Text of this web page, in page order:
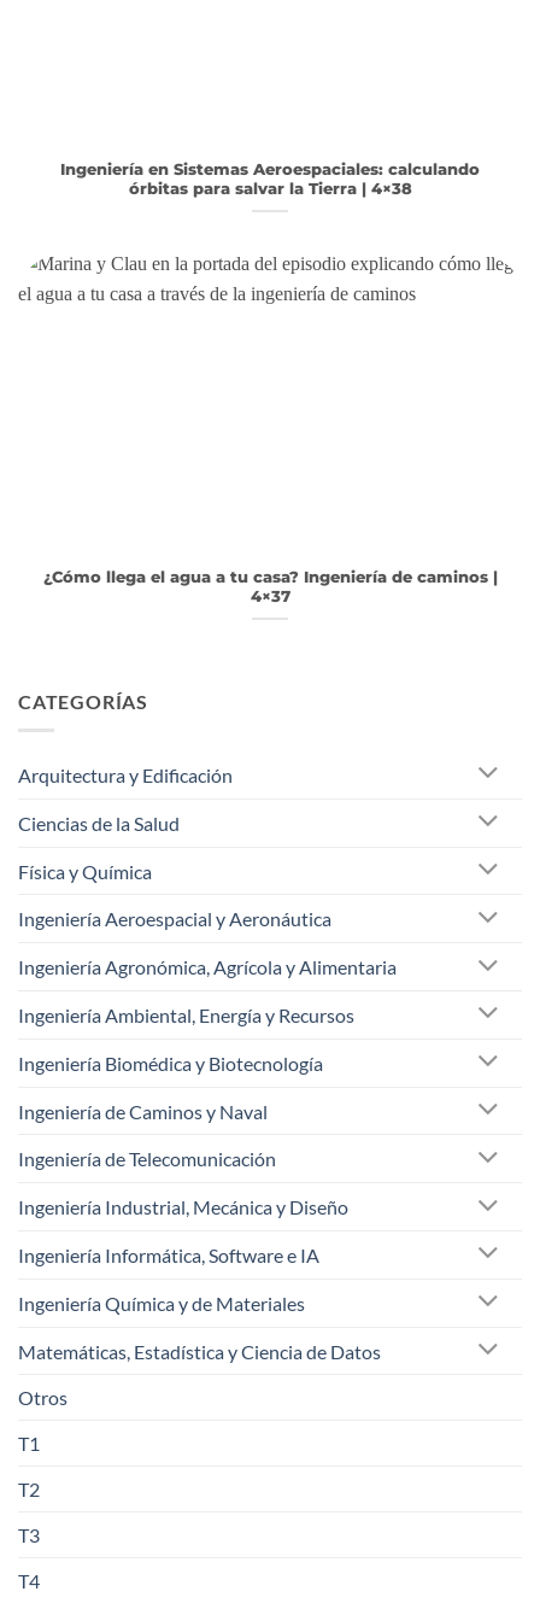
Ingeniería en Sistemas Aeroespaciales: calculando
órbitas para salvar la Tierra | 4×38
¿Cómo llega el agua a tu casa? Ingeniería de caminos |
4×37
CATEGORÍAS
Arquitectura y Edificación
Ciencias de la Salud
Física y Química
Ingeniería Aeroespacial y Aeronáutica
Ingeniería Agronómica, Agrícola y Alimentaria
Ingeniería Ambiental, Energía y Recursos
Ingeniería Biomédica y Biotecnología
Ingeniería de Caminos y Naval
Ingeniería de Telecomunicación
Ingeniería Industrial, Mecánica y Diseño
Ingeniería Informática, Software e IA
Ingeniería Química y de Materiales
Matemáticas, Estadística y Ciencia de Datos
Otros
T1
T2
T3
T4